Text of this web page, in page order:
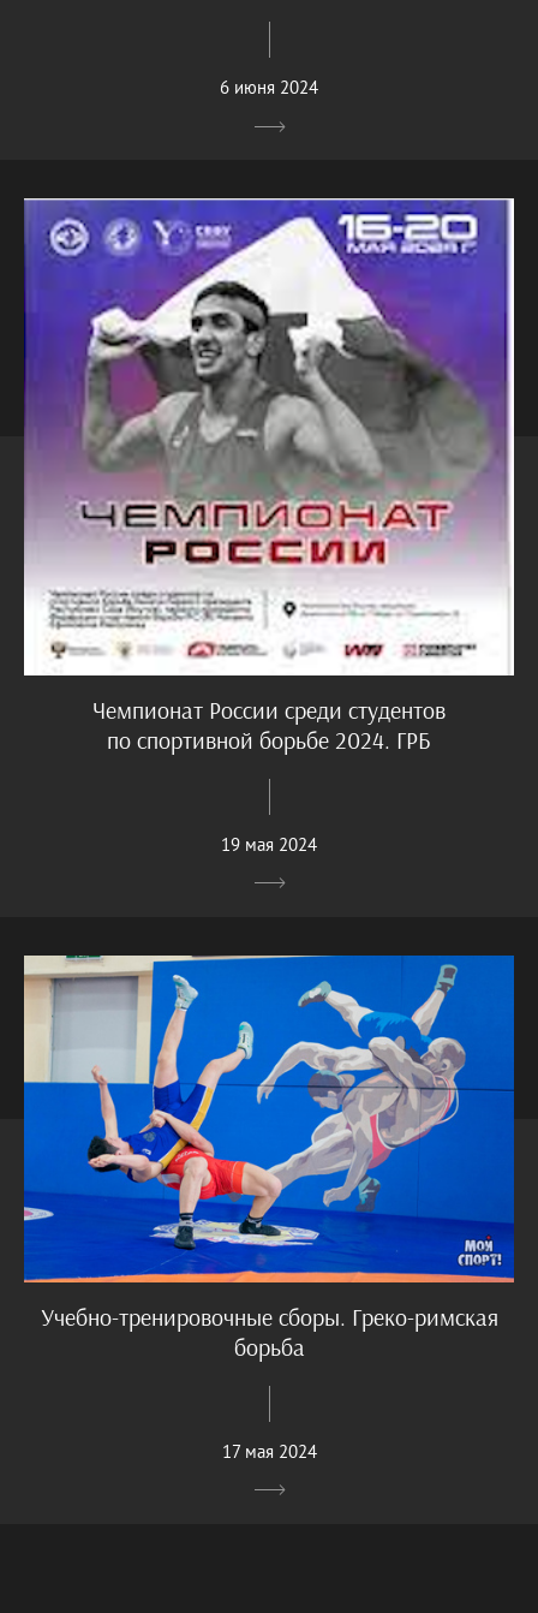
6 июня 2024
Чемпионат России среди студентов
по спортивной борьбе 2024. ГРБ
19 мая 2024
Учебно-тренировочные сборы. Греко-римская
борьба
17 мая 2024